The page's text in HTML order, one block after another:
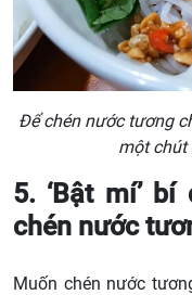
Để chén nước tương
một chút
5. ‘Bật mí’
chén nước
Muốn chén nước